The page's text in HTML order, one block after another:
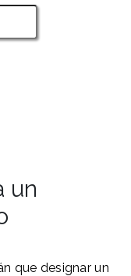
un
que designar un